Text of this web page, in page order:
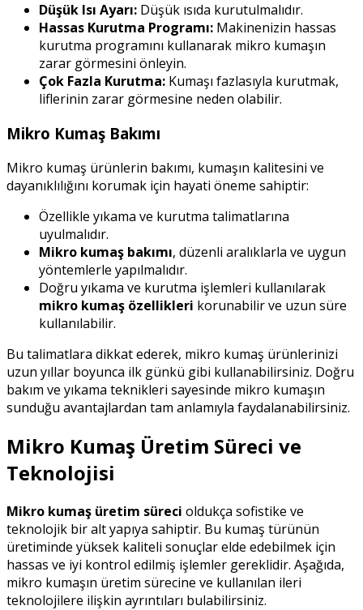
Düşük Isı Ayarı: Düşük ısıda kurutulmalıdır.
Hassas Kurutma Programı: Makinenizin hassas
kurutma programını kullanarak mikro kumaşın
zarar görmesini önleyin.
Çok Fazla Kurutma: Kumaşı fazlasıyla kurutmak,
liflerinin zarar görmesine neden olabilir.
Mikro Kumaş Bakımı
Mikro kumaş ürünlerin bakımı, kumaşın kalitesini ve
dayanıklılığını korumak için hayati öneme sahiptir:
Özellikle yıkama ve kurutma talimatlarına
uyulmalıdır.
Mikro kumaş bakımı, düzenli aralıklarla ve uygun
yöntemlerle yapılmalıdır.
Doğru yıkama ve kurutma işlemleri kullanılarak
mikro kumaş özellikleri korunabilir ve uzun süre
kullanılabilir.
Bu talimatlara dikkat ederek, mikro kumaş ürünlerinizi
uzun yıllar boyunca ilk günkü gibi kullanabilirsiniz. Doğru
bakım ve yıkama teknikleri sayesinde mikro kumaşın
sunduğu avantajlardan tam anlamıyla faydalanabilirsiniz.
Mikro Kumaş Üretim Süreci ve
Teknolojisi
Mikro kumaş üretim süreci oldukça sofistike ve
teknolojik bir alt yapıya sahiptir. Bu kumaş türünün
üretiminde yüksek kaliteli sonuçlar elde edebilmek için
hassas ve iyi kontrol edilmiş işlemler gereklidir. Aşağıda,
mikro kumaşın üretim sürecine ve kullanılan ileri
teknolojilere ilişkin ayrıntıları bulabilirsiniz.